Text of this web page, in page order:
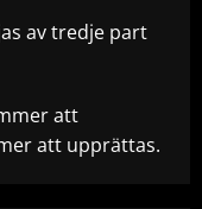
av tredje part
att
att upprättas.